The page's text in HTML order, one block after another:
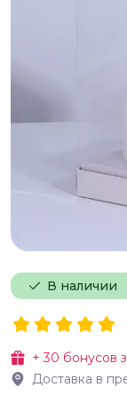
В наличии
+30 бонусов
Доставка в